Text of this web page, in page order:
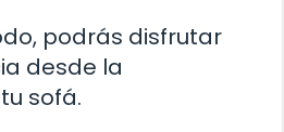
podrás disfrutar
desde la
sofá.